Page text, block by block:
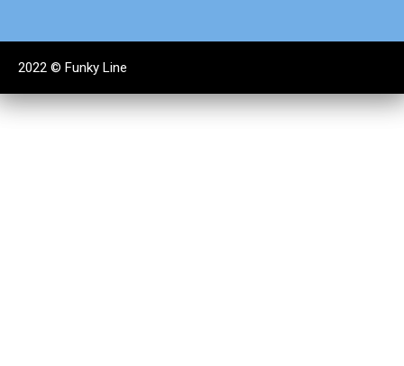
2022 © Funky Line